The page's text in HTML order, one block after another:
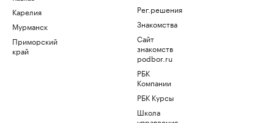
Карелия
Мурманск
Приморский
край
Рег.решения
Знакомства
Сайт
знакомств
podbor.ru
РБК
Компании
РБК Курсы
Школа